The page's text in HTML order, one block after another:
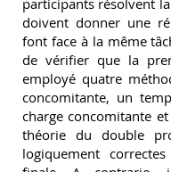
participants résolvent
doivent donner une
font face à la même
de vérifier que la
employé quatre
concomitante, un
charge concomitante
théorie du double
logiquement